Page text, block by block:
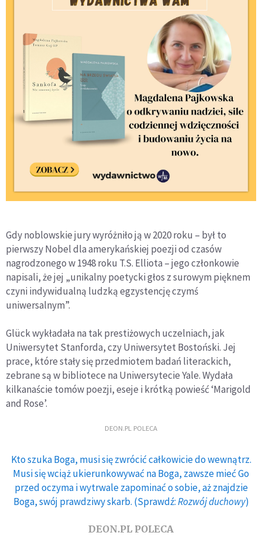
Gdy noblowskie jury wyróżniło ją w 2020 roku – był to
pierwszy Nobel dla amerykańskiej poezji od czasów
nagrodzonego w 1948 roku T.S. Elliota – jego członkowie
napisali, że jej „unikalny poetycki głos z surowym pięknem
czyni indywidualną ludzką egzystencję czymś
uniwersalnym”.
Glück wykładała na tak prestiżowych uczelniach, jak
Uniwersytet Stanforda, czy Uniwersytet Bostoński. Jej
prace, które stały się przedmiotem badań literackich,
zebrane są w bibliotece na Uniwersytecie Yale. Wydała
kilkanaście tomów poezji, eseje i krótką powieść ‘Marigold
and Rose’.
DEON.PL POLECA
Kto szuka Boga, musi się zwrócić całkowicie do wewnątrz.
Musi się wciąż ukierunkowywać na Boga, zawsze mieć Go
przed oczyma i wytrwale zapominać o sobie, aż znajdzie
Boga, swój prawdziwy skarb. (Sprawdź:Rozwój duchowy)
DEON.PL POLECA